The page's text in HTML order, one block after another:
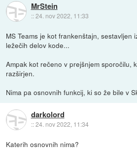
MrStein
::24. nov 2022, 11:33
MS Teams je kot frankenštajn, sestavljen
ležečih delov kode...
Ampak kot rečeno v prejšnjem sporočilu,
razširjen.
Nima pa osnovnih funkcij, ki so že bile v
darkolord
::24. nov 2022, 11:34
Katerih osnovnih nima?